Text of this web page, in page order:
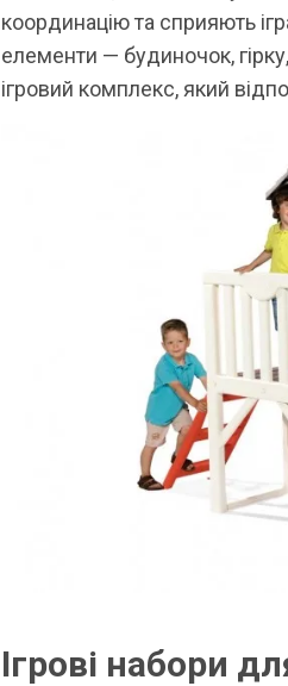
координацію та сприяють
елементи — будиночок,
ігровий комплекс, який
Ігрові набори